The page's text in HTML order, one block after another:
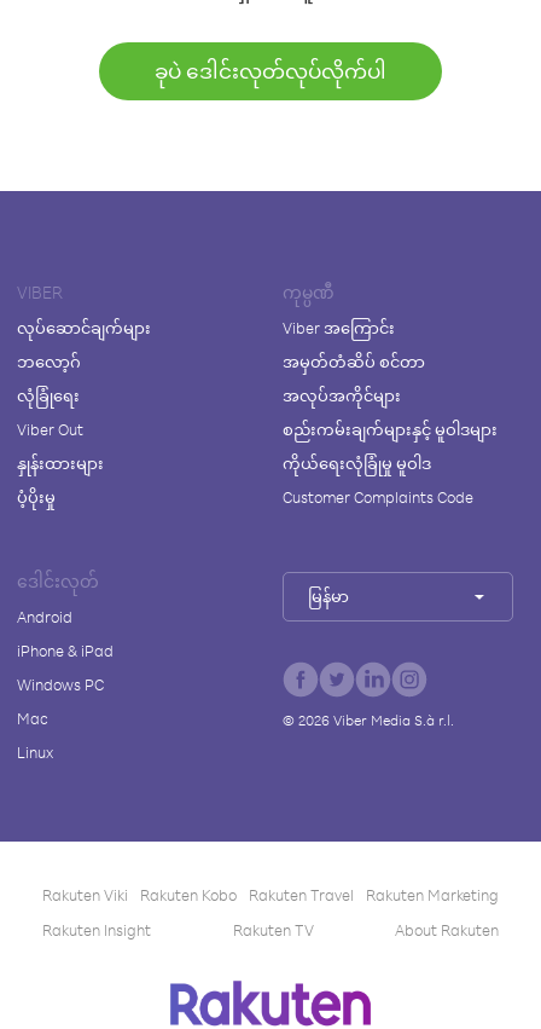
ခုပဲ ဒေါင်းလုတ်လုပ်လိုက်ပါ
VIBER
လုပ်ဆောင်ချက်များ
ဘလော့ဂ်
လုံခြုံရေး
Viber Out
နှုန်းထားများ
ပံ့ပိုးမှု
ကုမ္ပဏီ
Viber အကြောင်း
အမှတ်တံဆိပ် စင်တာ
အလုပ်အကိုင်များ
စည်းကမ်းချက်များနှင့် မူဝါဒများ
ကိုယ်ရေးလုံခြုံမှု မူဝါဒ
Customer Complaints Code
ဒေါင်းလုတ်
Android
iPhone & iPad
Windows PC
Mac
Linux
မြန်မာ
© 2026Viber Media S.à r.l.
Rakuten Viki Rakuten Kobo Rakuten Travel
Rakuten Marketing
Rakuten Insight
Rakuten TV About Rakuten